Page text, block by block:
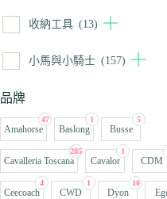
收納工具 (13)
小馬與小騎士 (157)
品牌
47
Amahorse
1
Baslong
5
Busse
285
Cavalleria Toscana
1
Cavalor CDM
4
Ceecoach
1
CWD
10
Dyon